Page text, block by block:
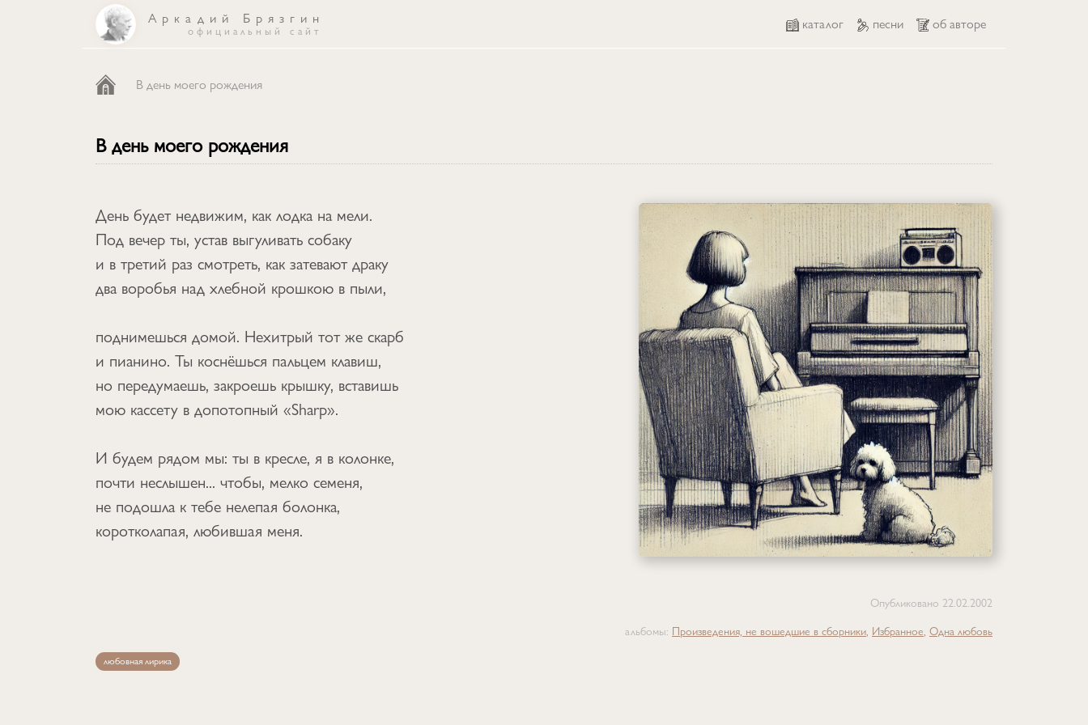
Аркадий Брязгин
официальный сайт каталог песни об авторе
В день моего рождения
В день моего рождения
День будет недвижим, как лодка на мели.
Под вечер ты, устав выгуливать собаку
и в третий раз смотреть, как затевают драку
два воробья над хлебной крошкою в пыли,
поднимешься домой. Нехитрый тот же скарб
и пианино. Ты коснёшься пальцем клавиш,
но передумаешь, закроешь крышку, вставишь
мою кассету в допотопный «Sharp».
И будем рядом мы: ты в кресле, я в колонке,
почти неслышен... чтобы, мелко семеня,
не подошла к тебе нелепая болонка,
коротколапая, любившая меня.
Опубликовано 22.02.2002
альбомы: Произведения, не вошедшие в сборники Избранное Одна любовь
любовная лирика